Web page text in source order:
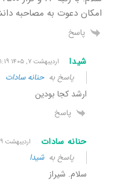
امکان دعوت به مصاحبه
پاسخ
شیدا اردیبهشت ۷, ۱۴۰۵ ۱:۱۹ ق٫ظ
پاسخ بهحنانه سادات
ارشد کجا بودین
پاسخ
حنانه سادات اردیبهشت ۹, ۱۴۰۵ ۱:۳۵ ق٫ظ
پاسخ بهشیدا
سلام. شیراز